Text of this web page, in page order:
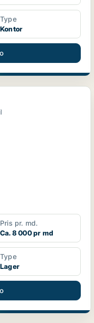
Type
Kontor
Pris pr. md.
Ca. 8 000 pr md
Type
Lager